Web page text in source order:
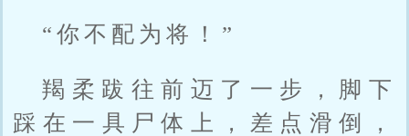
“你不配为将！”
羯柔跋往前迈了一步，脚下
踩在一具尸体上，差点滑倒，